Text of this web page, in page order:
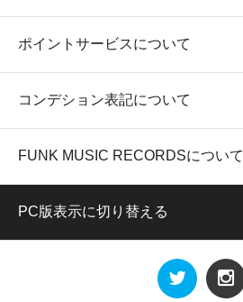
ポイントサービスについて
コンデション表記について
FUNK MUSIC RECORDSについて
PC版表示に切り替える